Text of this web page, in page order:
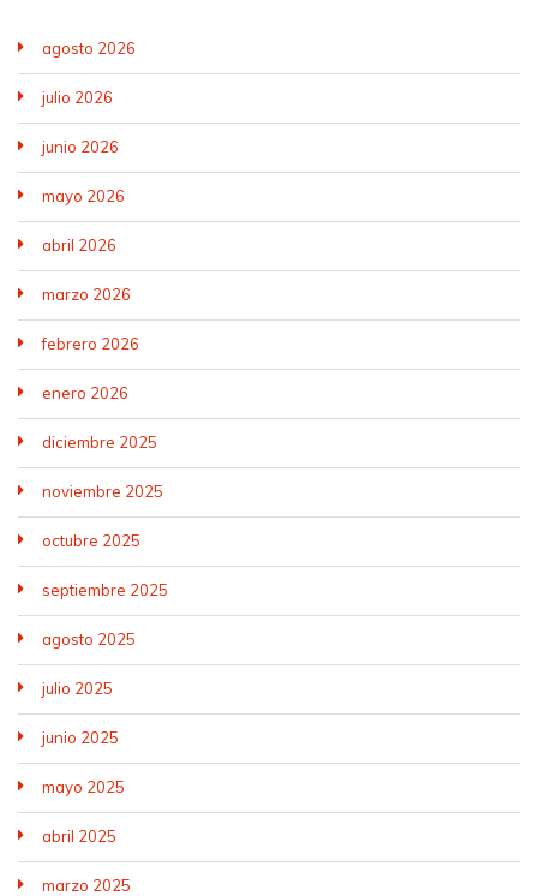
agosto 2026
julio 2026
junio 2026
mayo 2026
abril 2026
marzo 2026
febrero 2026
enero 2026
diciembre 2025
noviembre 2025
octubre 2025
septiembre 2025
agosto 2025
julio 2025
junio 2025
mayo 2025
abril 2025
marzo 2025